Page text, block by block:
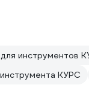
инструментов
КУРС